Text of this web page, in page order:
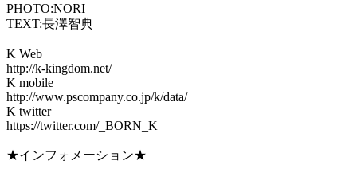
PHOTO:NORI
TEXT:長澤智典
K Web
http://k-kingdom.net/
K mobile
http://www.pscompany.co.jp/k/data/
K twitter
https://twitter.com/_BORN_K
★インフォメーション★